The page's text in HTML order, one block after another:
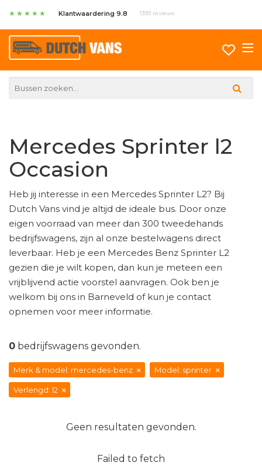
★ ★ ★ ★ ★ Klantwaardering 9.8 1393 reviews
Mercedes Sprinter l2
Occasion
Heb jij interesse in een Mercedes Sprinter L2? Bij
Dutch Vans vind je altijd de ideale bus. Door onze
eigen voorraad van meer dan 300 tweedehands
bedrijfswagens, zijn al onze bestelwagens direct
leverbaar. Heb je een Mercedes Benz Sprinter L2
gezien die je wilt kopen, dan kun je meteen een
vrijblijvend actie voorstel aanvragen. Ook ben je
welkom bij ons in Barneveld of kun je contact
opnemen voor meer informatie.
0 bedrijfswagens gevonden.
Merk & model: mercedes-benz Model: sprinter
Verlengd: l2
Geen resultaten gevonden.
Failed to fetch